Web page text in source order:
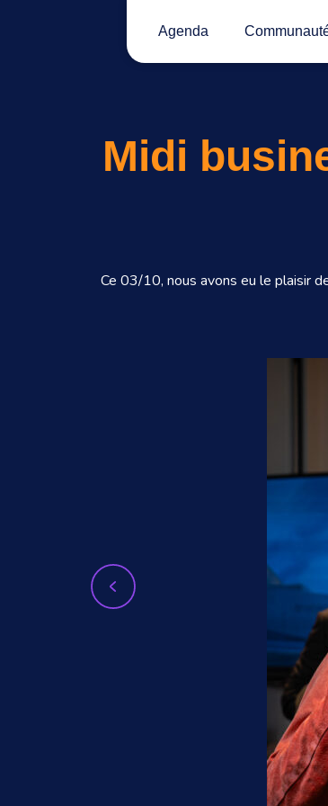
Agenda
Midi
Ce 03/10, nous avons eu le plaisir